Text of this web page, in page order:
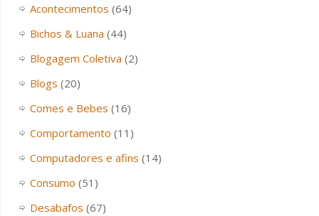
Acontecimentos (64)
Bichos & Luana (44)
Blogagem Coletiva (2)
Blogs (20)
Comes e Bebes (16)
Comportamento (11)
Computadores e afins (14)
Consumo (51)
Desabafos (67)